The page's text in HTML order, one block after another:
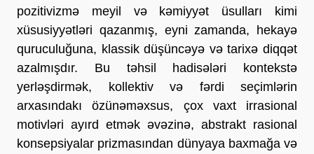
pozitivizmə meyil və kəmiyyət üsulları kimi
xüsusiyyətləri qazanmış, eyni zamanda, hekayə
quruculuğuna, klassik düşüncəyə və tarixə diqqət
azalmışdır. Bu təhsil hadisələri kontekstə
yerləşdirmək, kollektiv və fərdi seçimlərin
arxasındakı özünəməxsus, çox vaxt irrasional
motivləri ayırd etmək əvəzinə, abstrakt rasional
konsepsiyalar prizmasından dünyaya baxmağa və